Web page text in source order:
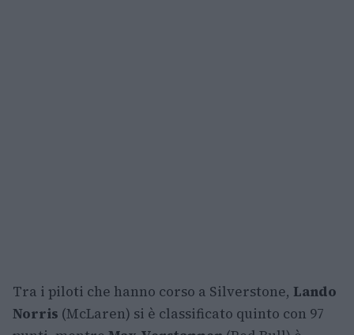
Tra i piloti che hanno corso a Silverstone, Lando
Norris (McLaren) si è classificato quinto con 97